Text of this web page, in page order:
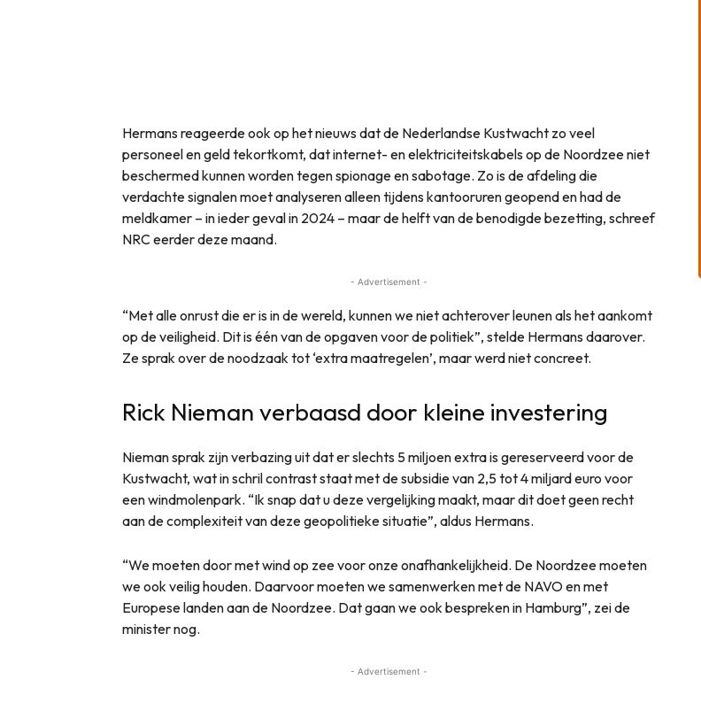
Hermans reageerde ook op het nieuws dat de Nederlandse Kustwacht zo veel
personeel en geld tekortkomt, dat internet- en elektriciteitskabels op de Noordzee niet
beschermed kunnen worden tegen spionage en sabotage. Zo is de afdeling die
verdachte signalen moet analyseren alleen tijdens kantooruren geopend en had de
meldkamer – in ieder geval in 2024 – maar de helft van de benodigde bezetting, schreef
NRC eerder deze maand.
- Advertisement -
“Met alle onrust die er is in de wereld, kunnen we niet achterover leunen als het aankomt
op de veiligheid. Dit is één van de opgaven voor de politiek”, stelde Hermans daarover.
Ze sprak over de noodzaak tot ‘extra maatregelen’, maar werd niet concreet.
Rick Nieman verbaasd door kleine investering
Nieman sprak zijn verbazing uit dat er slechts 5 miljoen extra is gereserveerd voor de
Kustwacht, wat in schril contrast staat met de subsidie van 2,5 tot 4 miljard euro voor
een windmolenpark. “Ik snap dat u deze vergelijking maakt, maar dit doet geen recht
aan de complexiteit van deze geopolitieke situatie”, aldus Hermans.
“We moeten door met wind op zee voor onze onafhankelijkheid. De Noordzee moeten
we ook veilig houden. Daarvoor moeten we samenwerken met de NAVO en met
Europese landen aan de Noordzee. Dat gaan we ook bespreken in Hamburg”, zei de
minister nog.
- Advertisement -